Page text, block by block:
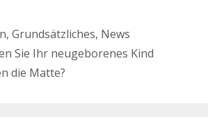
, Grundsätzliches, News
Sie Ihr neugeborenes Kind
die Matte?